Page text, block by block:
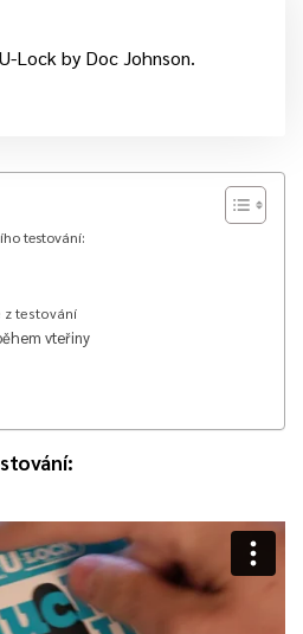
Lock by Doc Johnson.
testování:
z testování
vteřiny